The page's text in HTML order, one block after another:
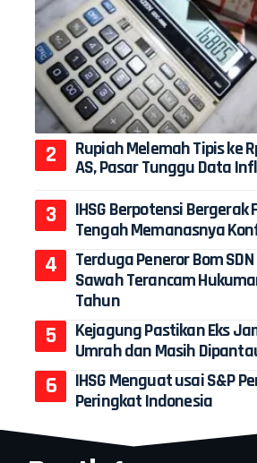
Rupiah Melemah Tipis ke
AS, Pasar Tunggu Data
IHSG Berpotensi
Tengah Memanasnya
Terduga Peneror Bom
Sawah Terancam
Tahun
Kejagung Pastikan Eks
Umrah dan Masih
IHSG Menguat usai S&P
Peringkat Indonesia